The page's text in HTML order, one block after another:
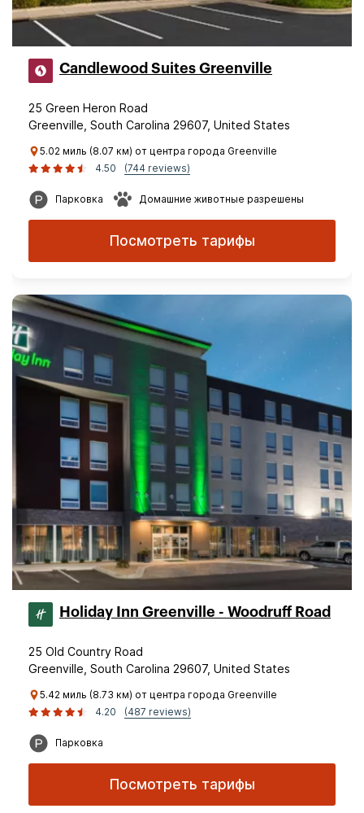
Candlewood Suites Greenville
25 Green Heron Road
Greenville, South Carolina 29607, United States
5.02 миль (8.07 км) от центра города Greenville
4.50
(744 reviews)
Парковка Домашние животные разрешены
Посмотреть тарифы
Holiday Inn Greenville - Woodruff Road
25 Old Country Road
Greenville, South Carolina 29607, United States
5.42 миль (8.73 км) от центра города Greenville
4.20
(487 reviews)
Парковка
Посмотреть тарифы